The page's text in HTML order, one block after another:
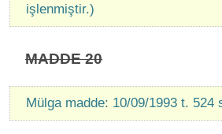
işlenmiştir.)
MADDE 20
Mülga madde: 10/09/1993 t. 524